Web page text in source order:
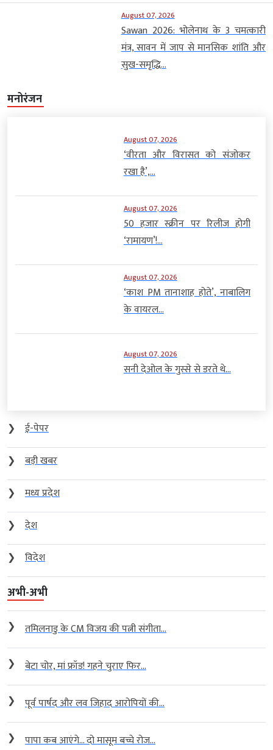
August 07, 2026
Sawan 2026: भोलेनाथ के 3 चमत्कारी
मंत्र, सावन में जाप से मानसिक शांति और
सुख-समृद्धि...
मनोरंजन
August 07, 2026
‘वीरता और विरासत को संजोकर
रखा है’,...
August 07, 2026
50 हजार स्क्रीन पर रिलीज होगी
‘रामायण’!...
August 07, 2026
‘काश PM तानाशाह होते’, नाबालिग
के वायरल...
August 07, 2026
सनी देओल के गुस्से से डरते थे...
❯
ई-पेपर
❯
बड़ी खबर
❯
मध्य प्रदेश
❯
देश
❯
विदेश
अभी-अभी
❯ तमिलनाडु के CM विजय की पत्नी संगीता...
❯ बेटा चोर, मां फ्रॉड! गहने चुराए फिर...
❯ पूर्व पार्षद और लव जिहाद आरोपियों की...
❯ पापा कब आएंगे… दो मासूम बच्चे रोज...